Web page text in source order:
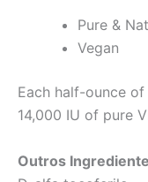
quantidadePure &
Vegan
Each half-ounce of
14,000 IU of pure
Outros